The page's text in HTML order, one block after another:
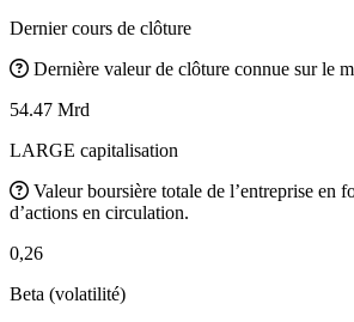
Dernier cours de clôture
Dernière valeur de clôture connue sur le
54.47 Mrd
LARGE capitalisation
Valeur boursière totale de l’entreprise en
d’actions en circulation.
0,26
Beta (volatilité)